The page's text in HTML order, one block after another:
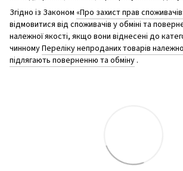
Згідно із Законом «Про захист прав
відмовитися від споживачів у обміні та
належної якості, якщо вони віднесені до
чинномуПереліку непроданих товарів
підлягають поверненню та обміну .